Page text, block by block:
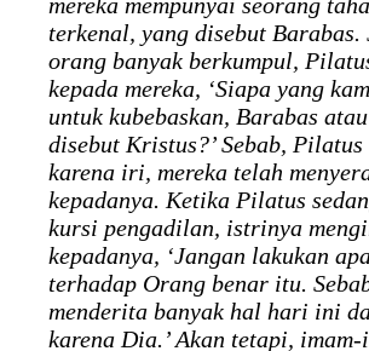
terkenal, yang disebut
orang banyak berkumpul,
kepada mereka, ‘Siapa yang
untuk kubebaskan, Barabas
disebut Kristus?’ Sebab,
karena iri, mereka telah
kepadanya. Ketika Pilatus
kursi pengadilan, istrinya
kepadanya, ‘Jangan lakukan
terhadap Orang benar itu.
menderita banyak hal hari ini
karena Dia.’ Akan tetapi,